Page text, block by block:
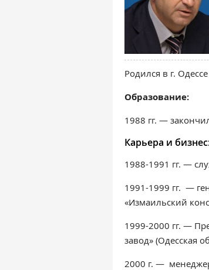
Родился в г. Одессе
Образование:
1988 гг. —
Карьера и
1988-1991 гг. —
1991-1999 гг. —
«Измаильский
1999-2000 гг. —
завод» (Одесская
2000 г. —